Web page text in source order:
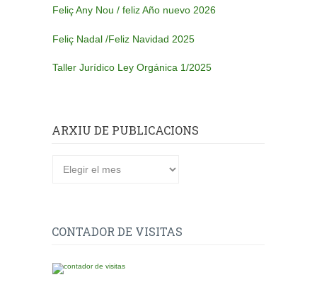
Feliç Any Nou / feliz Año nuevo 2026
Feliç Nadal /Feliz Navidad 2025
Taller Jurídico Ley Orgánica 1/2025
ARXIU DE PUBLICACIONS
CONTADOR DE VISITAS